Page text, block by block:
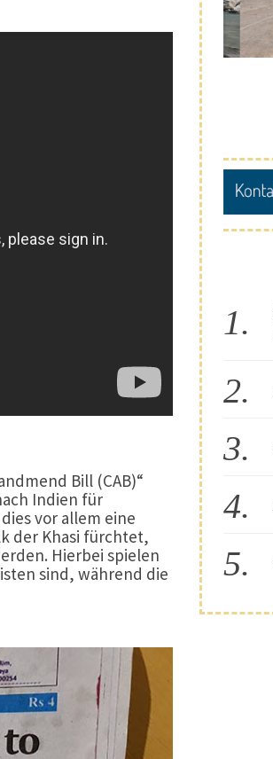
Bill (CAB)“
Indien für
vor allem eine
der Khasi fürchtet,
Hierbei spielen
sind, während die